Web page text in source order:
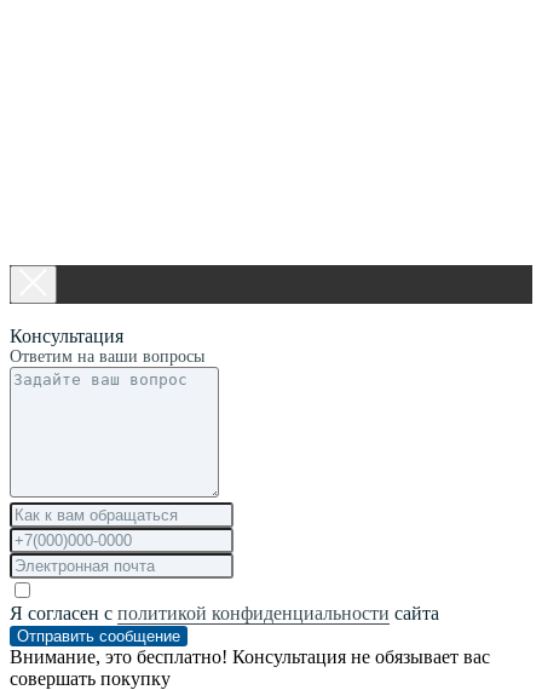
Консультация
Ответим на ваши вопросы
Я согласен с политикой конфиденциальности сайта
Отправить сообщение
Внимание, это бесплатно! Консультация не обязывает вас
совершать покупку